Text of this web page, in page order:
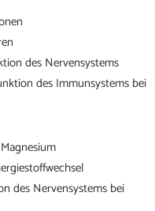
des Nervensystems
des Immunsystems bei
des Nervensystems bei